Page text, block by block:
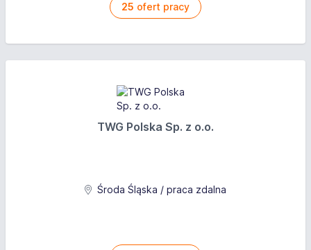
25 ofert pracy
TWG Polska Sp. z o.o.
Środa Śląska / praca zdalna